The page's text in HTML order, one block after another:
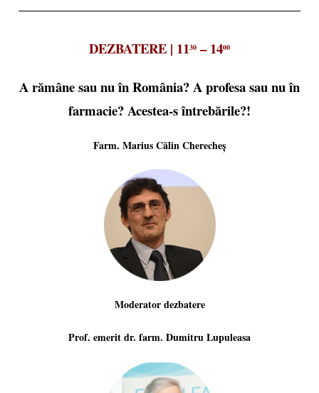
DEZBATERE | 1130 – 1400
A rămâne sau nu în România? A profesa sau nu în
farmacie? Acestea-s întrebările?!
Farm. Marius Călin Cherecheș
Moderator dezbatere
Prof. emerit dr. farm. Dumitru Lupuleasa